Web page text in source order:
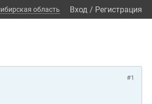
область Вход / Регистрация
#1